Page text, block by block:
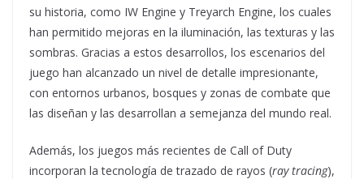
su historia, como IW Engine y Treyarch Engine, los cuales
han permitido mejoras en la iluminación, las texturas y las
sombras. Gracias a estos desarrollos, los escenarios del
juego han alcanzado un nivel de detalle impresionante,
con entornos urbanos, bosques y zonas de combate que
las diseñan y las desarrollan a semejanza del mundo real.
Además, los juegos más recientes de Call of Duty
incorporan la tecnología de trazado de rayos (ray tracing),